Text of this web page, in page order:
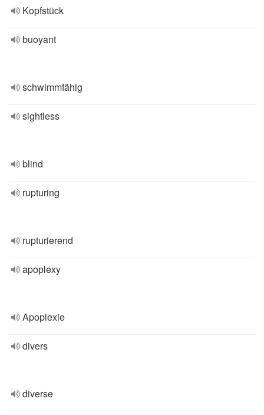
Kopfstück
buoyant
schwimmfähig
sightless
blind
rupturing
rupturierend
apoplexy
Apoplexie
divers
diverse